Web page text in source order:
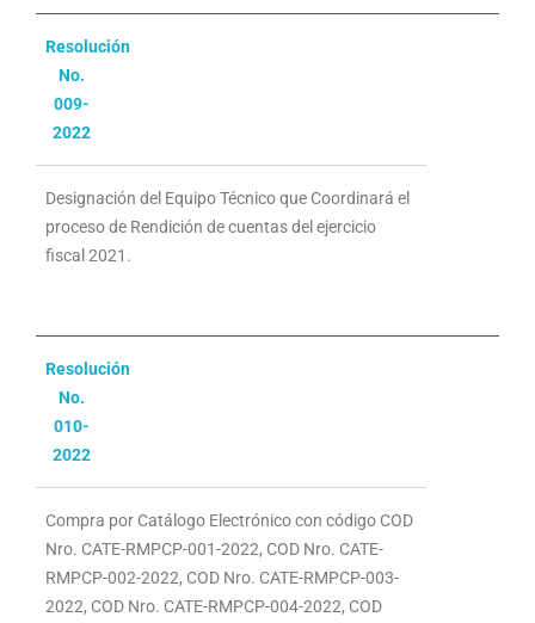
Resolución
No.
009-
2022
Designación del Equipo Técnico que Coordinará el
proceso de Rendición de cuentas del ejercicio
fiscal 2021.
Resolución
No.
010-
2022
Compra por Catálogo Electrónico con código COD
Nro. CATE-RMPCP-001-2022, COD Nro. CATE-
RMPCP-002-2022, COD Nro. CATE-RMPCP-003-
2022, COD Nro. CATE-RMPCP-004-2022, COD